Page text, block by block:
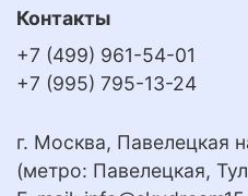
Контакты
+7 (499) 961-54-01
+7 (995) 795-13-24
г. Москва, Павелецкая
(метро: Павелецкая,